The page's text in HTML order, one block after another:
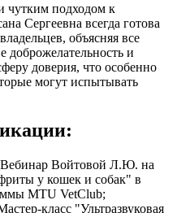
чутким подходом к
Сергеевна всегда готова
объясняя все
доброжелательность и
доверия, что особенно
могут испытывать
Вебинар Войтовой Л.Ю. на
у кошек и собак" в
MTU VetClub;
класс "Ультразвуковая